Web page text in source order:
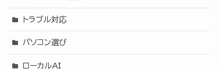
トラブル対応
パソコン選び
ローカルAI